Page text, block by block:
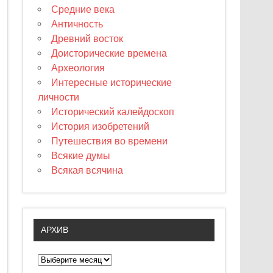
Средние века
Античность
Древний восток
Доисторические времена
Археология
Интересные исторические
личности
Исторический калейдоскоп
История изобретений
Путешествия во времени
Всякие думы
Всякая всячина
АРХИВ
А
р